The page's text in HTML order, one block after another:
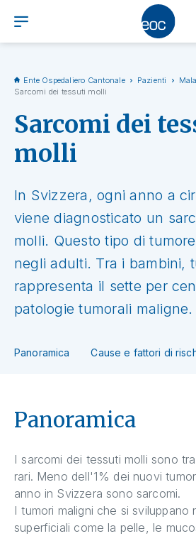
Ente Ospedaliero Cantonale Pazienti
Sarcomi dei tessuti molli
Sarcomi dei
molli
In Svizzera, ogni anno a
viene diagnosticato un
molli. Questo tipo di
negli adulti. Tra i bambini,
rappresenta il sette per
patologie tumorali maligne.
Panoramica Cause e fattori di
Panoramica
I sarcomi dei tessuti molli sono
rari. Meno dell'1% dei nuovi
anno in Svizzera sono sarcomi.
I tumori maligni che si sviluppano
superficiali come la pelle, le